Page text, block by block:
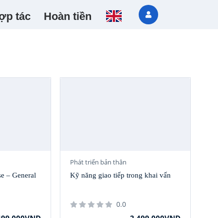
tác Hoàn tiền
– General
Phát triển bản thân
Kỹ năng giao tiếp trong khai vấn
0.0